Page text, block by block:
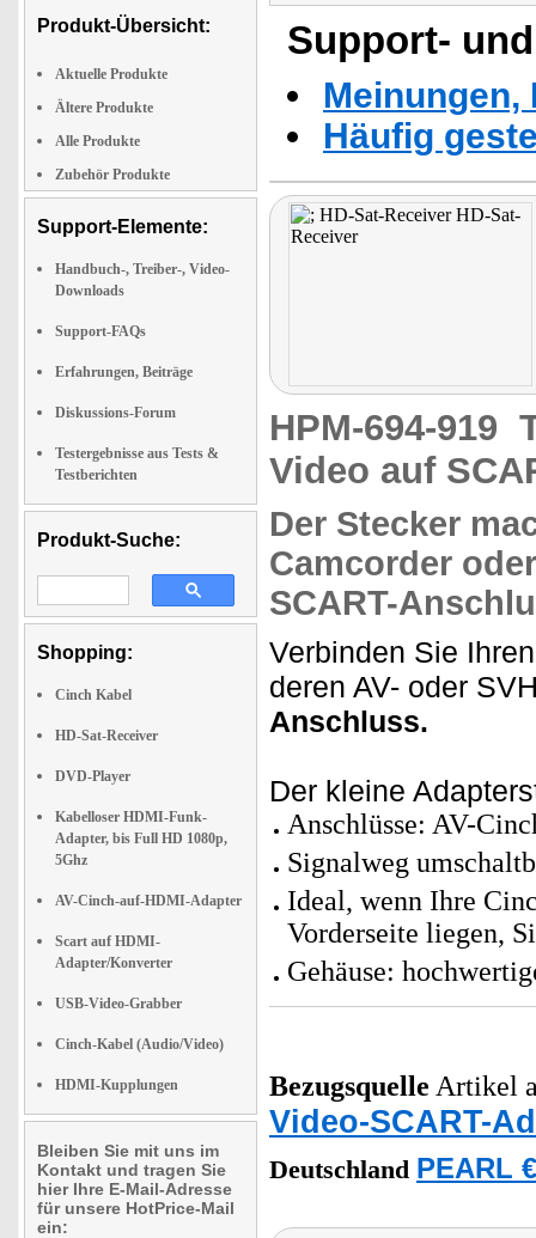
Produkt-Übersicht:
Aktuelle Produkte
Ältere Produkte
Alle Produkte
Zubehör Produkte
Support-Elemente:
Handbuch-, Treiber-, Video-
Downloads
Support-FAQs
Erfahrungen, Beiträge
Diskussions-Forum
Testergebnisse aus Tests &
Testberichten
Produkt-Suche:
Shopping:
Cinch Kabel
HD-Sat-Receiver
DVD-Player
Kabelloser HDMI-Funk-
Adapter, bis Full HD 1080p,
5Ghz
AV-Cinch-auf-HDMI-Adapter
Scart auf HDMI-
Adapter/Konverter
USB-Video-Grabber
Cinch-Kabel (Audio/Video)
HDMI-Kupplungen
Bleiben Sie mit uns im
Kontakt und tragen Sie
hier Ihre E-Mail-Adresse
für unsere HotPrice-Mail
ein:
Support-
Häufig
HPM-694-919
Video auf
Der Stecker
Camcorder
SCART-
Verbinden Sie
deren AV- oder
Anschluss.
Der kleine
Anschlüsse: AV-
Signalweg
Ideal, wenn Ihre
Vorderseite liegen,
Gehäuse:
Bezugsquelle Artikel
Video-SCART-
Deutschland PEARL